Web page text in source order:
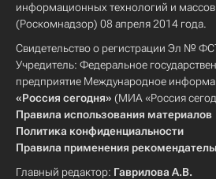
информационных технологий и
(Роскомнадзор) 08 апреля 2014 года.
Свидетельство о регистрации Эл №
Учредитель: Федеральное
предприятие Международное
«Россия сегодня» (МИА «Россия
Правила использования материалов
Политика конфиденциальности
Правила применения
Главный редактор: Гаврилова А.В.